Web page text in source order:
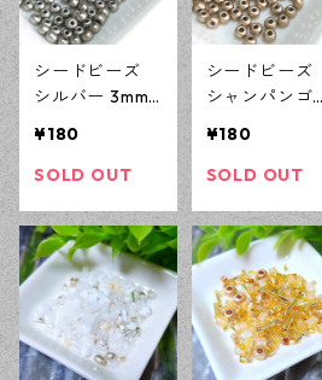
シードビーズ
シルバー 3mm 1
ー ガラスビー
ズ アクセサリ
ドメイド資材
【en工房】
¥180
SOLD OUT
シードビーズ
シャンパンゴー
メタルカラー
ガラスビーズ
ーツ ハンドメ
イド資材 【en
工房】
¥180
SOLD OUT